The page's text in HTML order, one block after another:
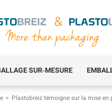
SUR‑MESURE
Plastobreiz témoigne sur la mise